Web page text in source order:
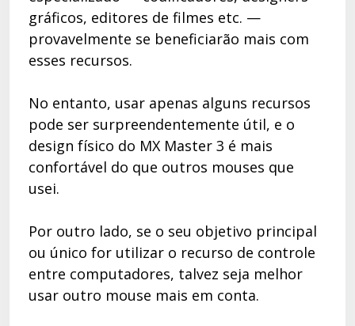
gráficos, editores de filmes etc. —
provavelmente se beneficiarão mais com
esses recursos.
No entanto, usar apenas alguns recursos
pode ser surpreendentemente útil, e o
design físico do MX Master 3 é mais
confortável do que outros mouses que
usei.
Por outro lado, se o seu objetivo principal
ou único for utilizar o recurso de controle
entre computadores, talvez seja melhor
usar outro mouse mais em conta.